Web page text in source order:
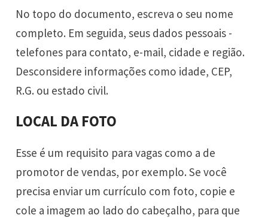
No topo do documento, escreva o seu nome
completo. Em seguida, seus dados pessoais -
telefones para contato, e-mail, cidade e região.
Desconsidere informações como idade, CEP,
R.G. ou estado civil.
LOCAL DA FOTO
Esse é um requisito para vagas como a de
promotor de vendas, por exemplo. Se você
precisa enviar um currículo com foto, copie e
cole a imagem ao lado do cabeçalho, para que